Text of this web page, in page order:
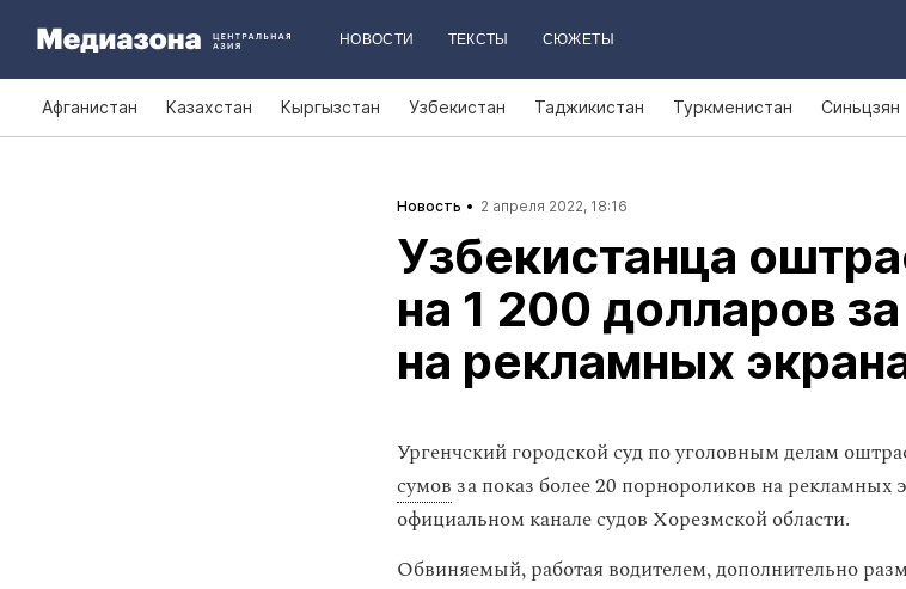
НОВОСТИ ТЕКСТЫ СЮЖЕТЫ
Афганистан Казахстан Кыргызстан Узбекистан Таджикистан Туркменистан Синьцзян
Новость 2 апреля 2022, 18:16
Узбекистанца
на 1 200 долларов
на рекламных
Ургенчский городской суд по уголовным делам
сумов за показ более 20 порнороликов на рекламных
официальном канале судов Хорезмской области.
Обвиняемый, работая водителем, дополнительно